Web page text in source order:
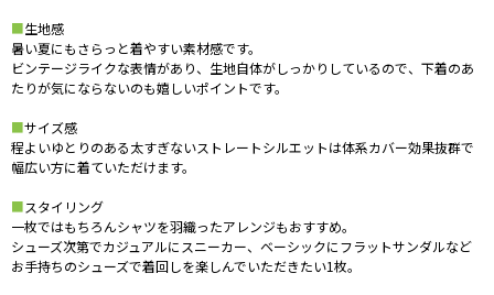
■生地感
暑い夏にもさらっと着やすい素材感です。
ビンテージライクな表情があり、生地自体がしっかりしているので、下着のあ
たりが気にならないのも嬉しいポイントです。
■サイズ感
程よいゆとりのある太すぎないストレートシルエットは体系カバー効果抜群で
幅広い方に着ていただけます。
■スタイリング
一枚ではもちろんシャツを羽織ったアレンジもおすすめ。
シューズ次第でカジュアルにスニーカー、ベーシックにフラットサンダルなど
お手持ちのシューズで着回しを楽しんでいただきたい1枚。